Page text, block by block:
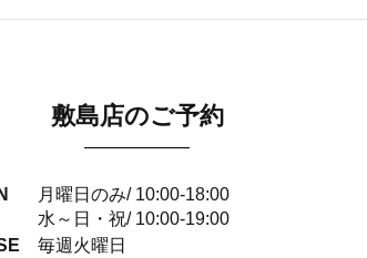
敷島店のご予約
月曜日のみ/ 10:00-18:00
水～日・祝/ 10:00-19:00
毎週火曜日